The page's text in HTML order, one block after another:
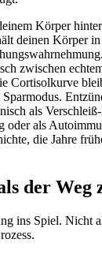
Körper
deinen Körper in
zwischen
Cortisolkurve
als
oder als
die Jahre
der Weg
ins Spiel. Nicht